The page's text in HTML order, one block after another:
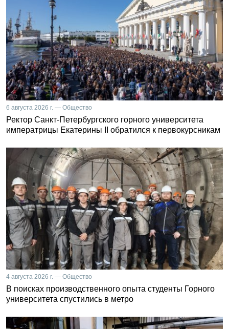
6 августа 2026 г. — Общество
Ректор Санкт-Петербургского горного университета
императрицы Екатерины II обратился к первокурсникам
4 августа 2026 г. — Общество
В поисках производственного опыта студенты Горного
университета спустились в метро